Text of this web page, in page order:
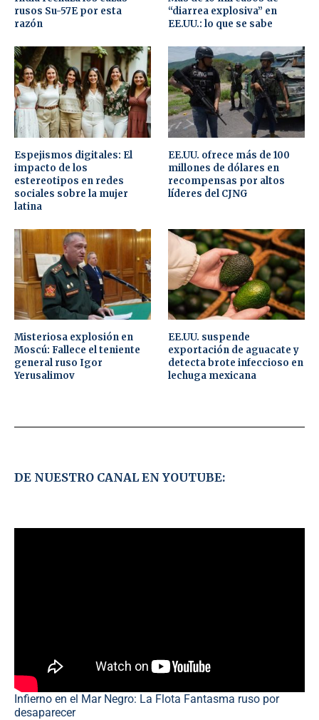
rusos Su-57E por esta
razón
“diarrea explosiva” en
EE.UU.: lo que se sabe
Espejismos digitales: El
impacto de los
estereotipos en redes
sociales sobre la mujer
latina
EE.UU. ofrece más de 100
millones de dólares en
recompensas por altos
líderes del CJNG
Misteriosa explosión en
Moscú: Fallece el teniente
general ruso Igor
Yerusalimov
EE.UU. suspende
exportación de aguacate y
detecta brote infeccioso en
lechuga mexicana
DE NUESTRO CANAL EN YOUTUBE:
Infierno en el Mar Negro: La Flota Fantasma ruso por
desaparecer